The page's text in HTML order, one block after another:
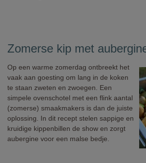
Zomerse kip met
Op een warme zomerdag ontbreekt het
vaak aan goesting om lang in de koken
te staan zweten en zwoegen. Een
simpele ovenschotel met een flink aantal
(zomerse) smaakmakers is dan de juiste
oplossing. In dit recept stelen sappige en
kruidige kippenbillen de show en zorgt
aubergine voor een malse bedje.